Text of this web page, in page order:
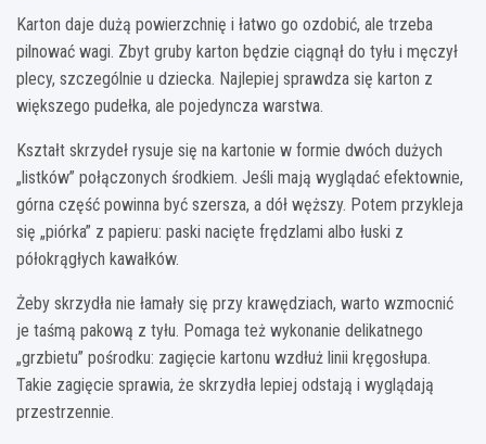
Karton daje dużą powierzchnię i łatwo go ozdobić, ale trzeba
pilnować wagi. Zbyt gruby karton będzie ciągnął do tyłu i męczył
plecy, szczególnie u dziecka. Najlepiej sprawdza się karton z
większego pudełka, ale pojedyncza warstwa.
Kształt skrzydeł rysuje się na kartonie w formie dwóch dużych
„listków” połączonych środkiem. Jeśli mają wyglądać efektownie,
górna część powinna być szersza, a dół węższy. Potem przykleja
się „piórka” z papieru: paski nacięte frędzlami albo łuski z
półokrągłych kawałków.
Żeby skrzydła nie łamały się przy krawędziach, warto wzmocnić
je taśmą pakową z tyłu. Pomaga też wykonanie delikatnego
„grzbietu” pośrodku: zagięcie kartonu wzdłuż linii kręgosłupa.
Takie zagięcie sprawia, że skrzydła lepiej odstają i wyglądają
przestrzennie.